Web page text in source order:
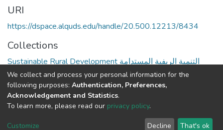
URI
https://dspace.alquds.edu/handle/20.500.12213/8434
Collections
Sustainable Rural Development التنمية الريفية المستدامة
Full item page
Cookie
End User
Send
We collect and process your personal information for the
following purposes: Authentication, Preferences,
Acknowledgement and Statistics.
To learn more, please read our privacy policy.
Customize Decline That's ok